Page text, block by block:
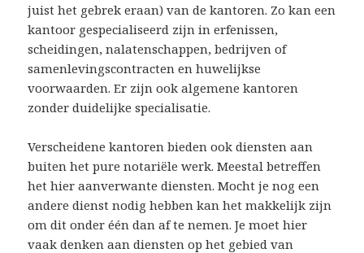
juist het gebrek eraan) van de kantoren. Zo kan een
kantoor gespecialiseerd zijn in erfenissen,
scheidingen, nalatenschappen, bedrijven of
samenlevingscontracten en huwelijkse
voorwaarden. Er zijn ook algemene kantoren
zonder duidelijke specialisatie.
Verscheidene kantoren bieden ook diensten aan
buiten het pure notariële werk. Meestal betreffen
het hier aanverwante diensten. Mocht je nog een
andere dienst nodig hebben kan het makkelijk zijn
om dit onder één dan af te nemen. Je moet hier
vaak denken aan diensten op het gebied van